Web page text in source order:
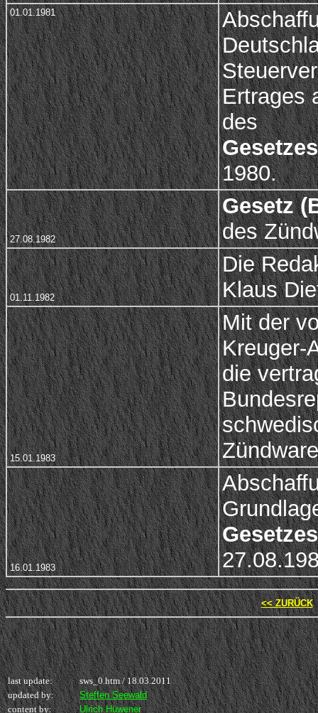
01.01.1981
Ertrages
des
1980.
27.08.1982
Gesetz
des
01.11.1982
Die
Klaus
15.01.1983
Mit der
Kreuger-
die
16.01.1983
<< ZURÜCK
last update: sws_0.htm /18.03.2011
updated by:
Steffen Seewald
content by:
Ulrich Hüwener